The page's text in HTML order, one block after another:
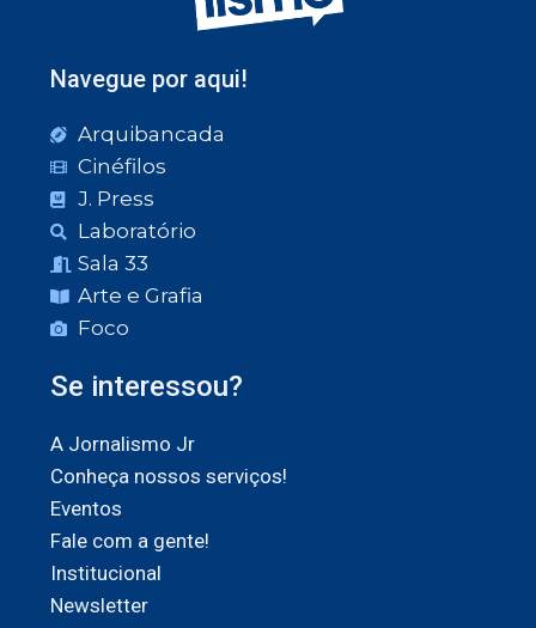
Navegue por aqui!
Arquibancada
Cinéfilos
J. Press
Laboratório
Sala 33
Arte e Grafia
Foco
Se interessou?
A Jornalismo Jr
Conheça nossos serviços!
Eventos
Fale com a gente!
Institucional
Newsletter